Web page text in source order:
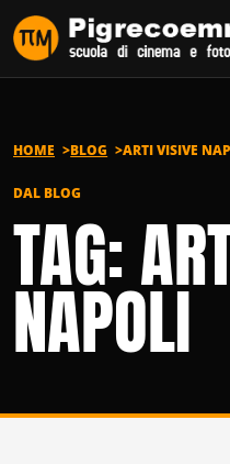
Vai al contenuto
HOME BLOG ARTI VISIVE
DAL BLOG
TAG:
NAPOLI